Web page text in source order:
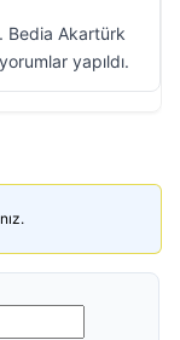
Bedia Akartürk
yapıldı.